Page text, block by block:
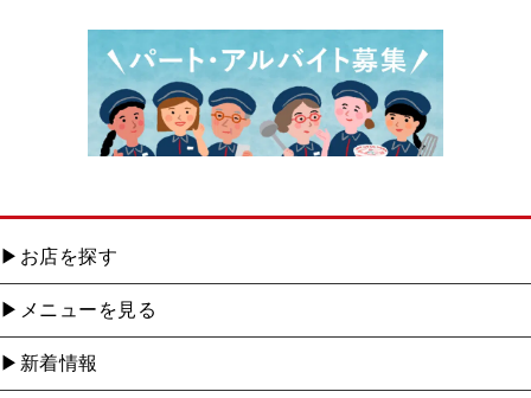
お店を探す
メニューを見る
新着情報